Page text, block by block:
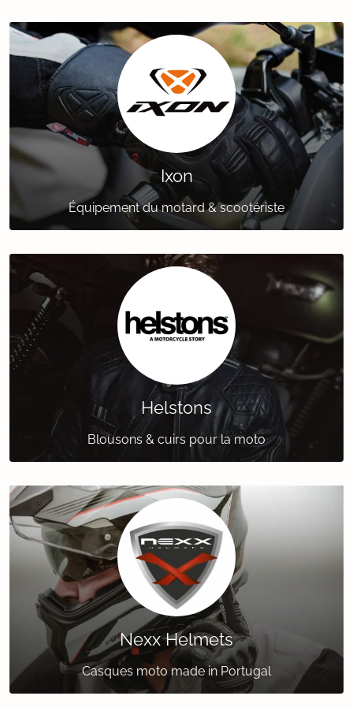
Ixon
Équipement du motard & scootériste
Helstons
Blousons & cuirs pour la moto
Nexx Helmets
Casques moto made in Portugal